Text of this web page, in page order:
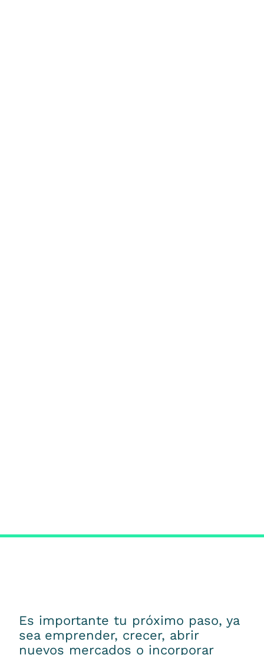
Es importante tu próximo paso, ya
sea emprender, crecer, abrir
nuevos mercados o incorporar